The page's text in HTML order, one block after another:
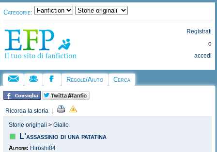
Categorie:
Registrati
o
accedi
Regole/Aiuto Cerca
Ricorda la storia
Storie originali > Giallo
L'assassinio di una patatina
Autore: Hiroshi84